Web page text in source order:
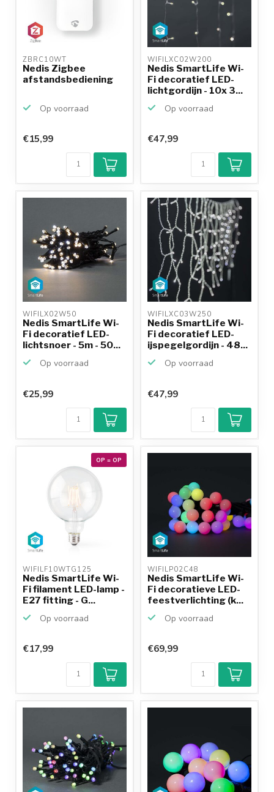
ZBRC10WT
Nedis Zigbee
afstandsbediening
Op voorraad
€15,99
WIFILXC02W200
Nedis SmartLife Wi-
Fi decoratief LED-
lichtgordijn - 10x 3...
Op voorraad
€47,99
WIFILX02W50
Nedis SmartLife Wi-
Fi decoratief LED-
lichtsnoer - 5m - 50...
Op voorraad
€25,99
WIFILXC03W250
Nedis SmartLife Wi-
Fi decoratief LED-
ijspegelgordijn - 48...
Op voorraad
€47,99
OP = OP
WIFILF10WTG125
Nedis SmartLife Wi-
Fi filament LED-lamp -
E27 fitting - G...
Op voorraad
€17,99
WIFILP02C48
Nedis SmartLife Wi-
Fi decoratieve LED-
feestverlichting (k...
Op voorraad
Klantenbeoordeling
9,2/10
Achteraf
betalen mogelijk
productkennis
€69,99